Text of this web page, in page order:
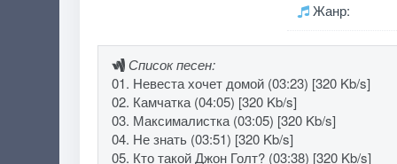
Жанр:
Список песен:
01. Невеста хочет домой (03:23) [320 Kb/s]
02. Камчатка (04:05) [320 Kb/s]
03. Максималистка (03:05) [320 Kb/s]
04. Не знать (03:51) [320 Kb/s]
05. Кто такой Джон Голт? (03:38) [320 Kb/s]